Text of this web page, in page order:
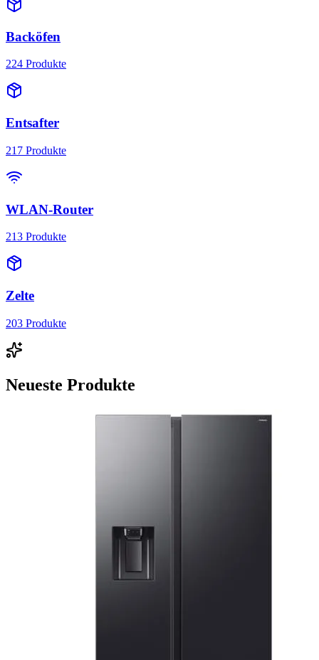
Backöfen
224 Produkte
Entsafter
217 Produkte
WLAN-Router
213 Produkte
Zelte
203 Produkte
Neueste Produkte